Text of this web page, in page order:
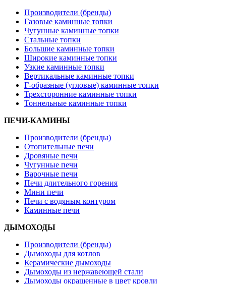
Производители (бренды)
Газовые каминные топки
Чугунные каминные топки
Стальные топки
Большие каминные топки
Широкие каминные топки
Узкие каминные топки
Вертикальные каминные топки
Г-образные (угловые) каминные топки
Трехсторонние каминные топки
Тоннельные каминные топки
ПЕЧИ-КАМИНЫ
Производители (бренды)
Отопительные печи
Дровяные печи
Чугунные печи
Варочные печи
Печи длительного горения
Мини печи
Печи с водяным контуром
Каминные печи
ДЫМОХОДЫ
Производители (бренды)
Дымоходы для котлов
Керамические дымоходы
Дымоходы из нержавеющей стали
Дымоходы окрашенные в цвет кровли